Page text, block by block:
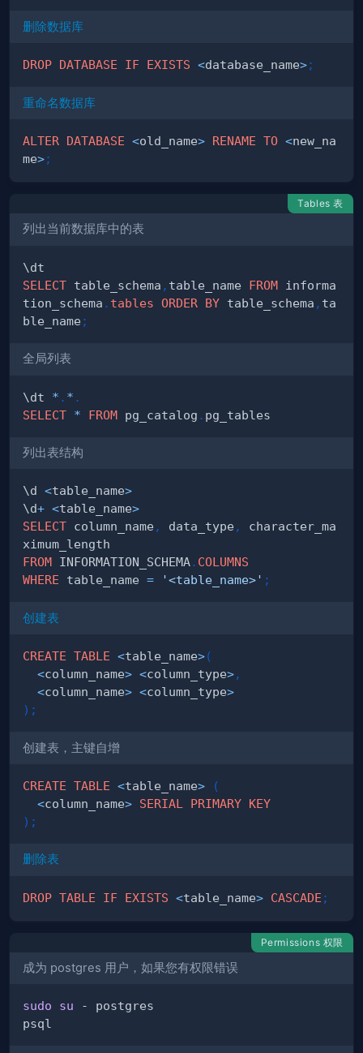
删除数据库
DROP DATABASE IF EXISTS <database_name>;
重命名数据库
ALTER DATABASE <old_name> RENAME TO <new_na
me>;
Tables 表
列出当前数据库中的表
SELECT table_schema , table_name FROM informa
tion_schema . tables ORDER BY table_schema , ta
ble_name ;
全局列表
\dt * . * .
SELECT * FROM pg_catalog .
列出表结构
\d <table_name>
\d+ <table_name>
SELECT column_name , data_type ,
character_ma
FROM INFORMATION_SCHEMA. COLUMNS
WHERE table_name = '<table_name>' ;
创建表
CREATE TABLE <table_name>(
<column_name> <column_type>,
<column_name> <column_type>
) ;
创建表，主键自增
CREATE TABLE <table_name>
(
<column_name> SERIAL PRIMARY KEY
) ;
删除表
DROP TABLE IF EXISTS <table_name> CASCADE ;
Permissions 权限
成为 postgres 用户，如果您有权限错误
sudo su